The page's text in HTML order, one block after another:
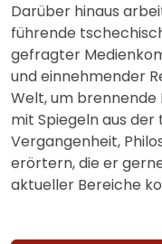
Darüber hinaus
führende
gefragter
und einnehmender
Welt, um
mit Spiegeln aus
Vergangenheit,
erörtern, die er
aktueller Bereiche